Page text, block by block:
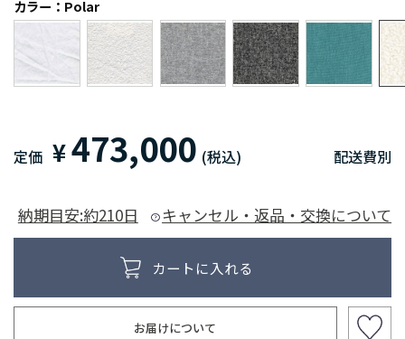
カラー：Polar
定価 ¥473,000 (税込) 配送費別
納期目安:約210日 キャンセル・返品・交換について
お届けについて